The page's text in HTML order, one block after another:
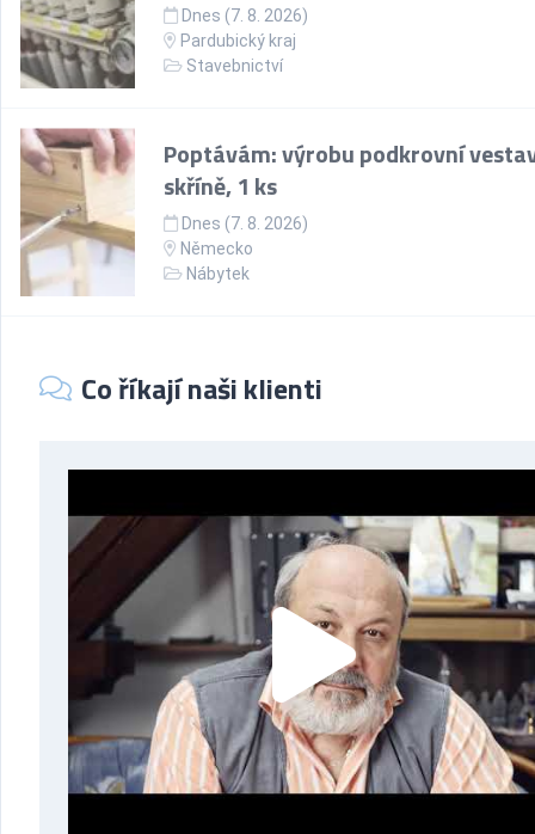
Dnes (7. 8. 2026)
Pardubický kraj
Stavebnictví
Poptávám: výrobu podkrovní
skříně, 1 ks
Dnes (7. 8. 2026)
Německo
Nábytek
Co říkají naši klienti